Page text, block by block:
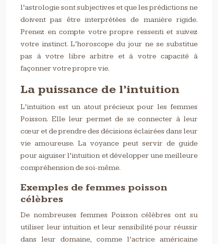
l’astrologie sont subjectives et que les prédictions ne
doivent pas être interprétées de manière rigide.
Prenez en compte votre propre ressenti et suivez
votre instinct. L’horoscope du jour ne se substitue
pas à votre libre arbitre et à votre capacité à
façonner votre propre vie.
La puissance de l’intuition
L’intuition est un atout précieux pour les femmes
Poisson. Elle leur permet de se connecter à leur
cœur et de prendre des décisions éclairées dans leur
vie amoureuse. La voyance peut servir de guide
pour aiguiser l’intuition et développer une meilleure
compréhension de soi-même.
Exemples de femmes poisson
célèbres
De nombreuses femmes Poisson célèbres ont su
utiliser leur intuition et leur sensibilité pour réussir
dans leur domaine, comme l’actrice américaine